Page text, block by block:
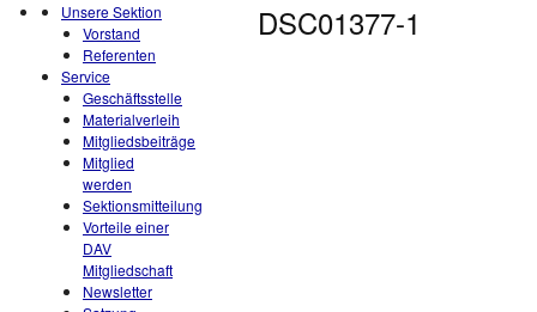
Unsere Sektion
Vorstand
Referenten
Service
Geschäftsstelle
Materialverleih
Mitgliedsbeiträge
Mitglied
werden
Sektionsmitteilung
Vorteile einer
DAV
Mitgliedschaft
Newsletter
DSC01377-1